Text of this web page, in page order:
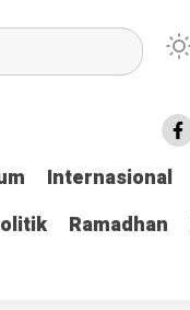
Internasional
Ramadhan
Internasional
Ramadhan